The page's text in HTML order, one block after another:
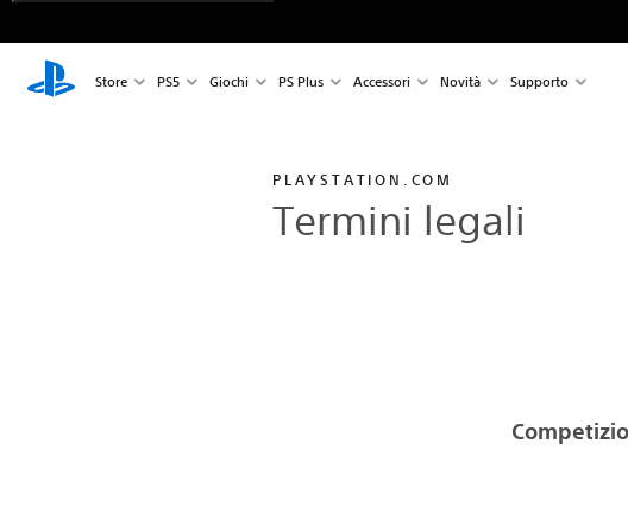
Store PS5 Giochi PS Plus Accessori Novità Supporto
PLAYSTATION.COM
Termini legali